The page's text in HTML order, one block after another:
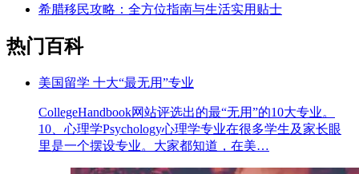
希腊移民攻略：全方位指南与生活实用贴士
热门百科
美国留学 十大“最无用”专业
CollegeHandbook网站评选出的最“无用”的10大专业。
10、心理学Psychology心理学专业在很多学生及家长眼
里是一个摆设专业。大家都知道，在美…